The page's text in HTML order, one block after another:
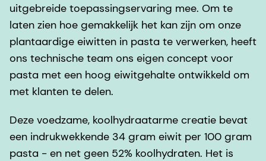
uitgebreide toepassingservaring mee. Om te
laten zien hoe gemakkelijk het kan zijn om onze
plantaardige eiwitten in pasta te verwerken, heeft
ons technische team ons eigen concept voor
pasta met een hoog eiwitgehalte ontwikkeld om
met klanten te delen.
Deze voedzame, koolhydraatarme creatie bevat
een indrukwekkende 34 gram eiwit per 100 gram
pasta - en net geen 52% koolhydraten. Het is